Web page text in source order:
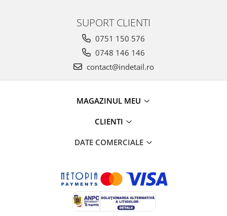
SUPORT CLIENTI
0751 150 576
0748 146 146
contact@indetail.ro
MAGAZINUL MEU
CLIENTI
DATE COMERCIALE